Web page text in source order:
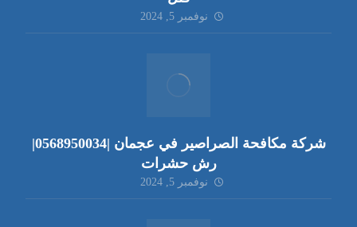
نوفمبر 5, 2024
شركة مكافحة الصراصير في عجمان |0568950034|
رش حشرات
نوفمبر 5, 2024